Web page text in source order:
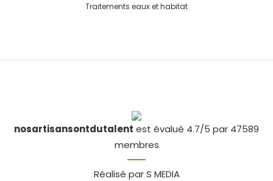
Traitements eaux et habitat
nosartisansontdutalent est évalué 4.7/5 par 47589
membres
Réalisé par S MEDIA